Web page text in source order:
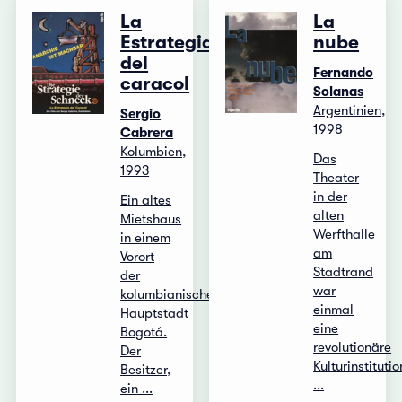
La
Estrategia
del
caracol
Sergio
Cabrera
Kolumbien,
1993
Ein altes
Mietshaus
in einem
Vorort
der
kolumbianischen
Hauptstadt
Bogotá.
Der
Besitzer,
ein ...
La
nube
Fernando
Solanas
Argentinien,
1998
Das
Theater
in der
alten
Werfthalle
am
Stadtrand
war
einmal
eine
revolutionäre
...